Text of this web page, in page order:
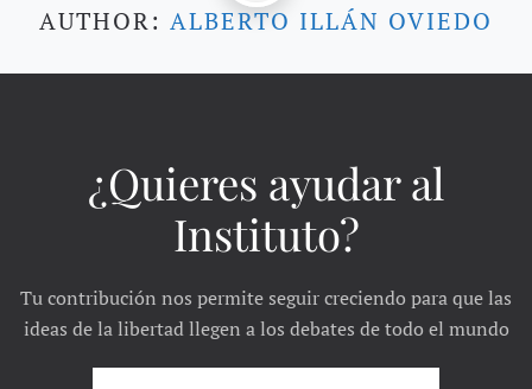
AUTHOR: ALBERTO ILLÁN OVIEDO
¿Quieres ayudar al
Instituto?
Tu contribución nos permite seguir creciendo para que las
ideas de la libertad llegen a los debates de todo el mundo